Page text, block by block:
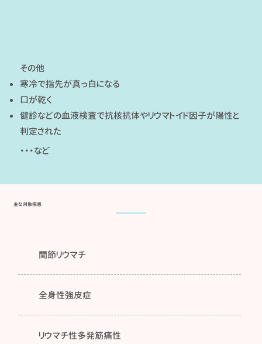
その他
寒冷で指先が真っ白になる
口が乾く
健診などの血液検査で抗核抗体やリウマトイド因子が陽性と
判定された
​・・・など
主な対象疾患
関節リウマチ
全身性強皮症
リウマチ性多発筋痛性